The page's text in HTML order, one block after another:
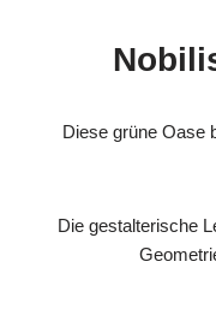
Diese grüne Oase
Die gestalterische